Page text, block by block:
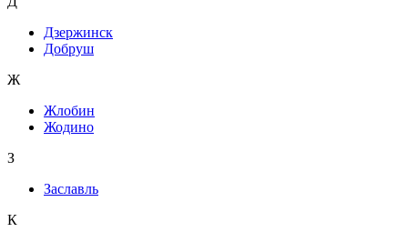
Дзержинск
Добруш
Ж
Жлобин
Жодино
З
Заславль
К